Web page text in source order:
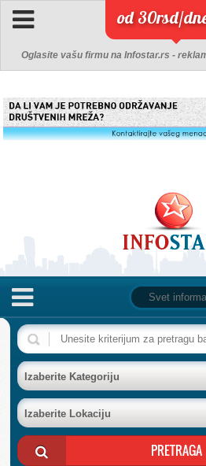
od 30rsd/
Oglasite vašu firmu na Infostar.rs -
NASLOVNA
BAZA FIRMI
POSLOVNI OGLASI
Izaberite Kategoriju
Izaberite Lokaciju